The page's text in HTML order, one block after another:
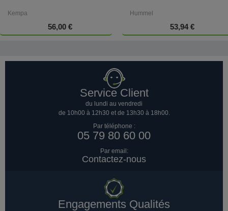
Kempa
56,00 €
Hummel
53,94 €
Service Client
du lundi au vendredi
de 10h00 à 12h30 et de 13h30 à 18h00.
Par téléphone :
05 79 80 60 00
Par email:
Contactez-nous
Engagements Qualités